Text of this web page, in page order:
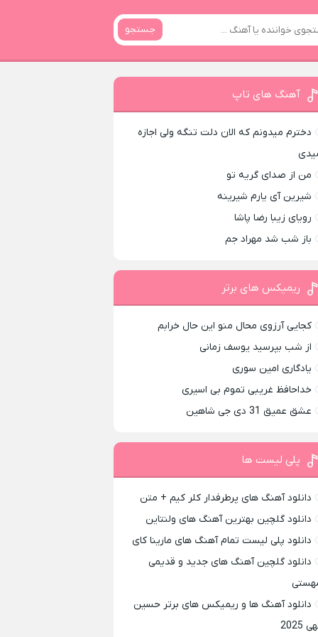
جستجو
آهنگ های تاپ
دخترم میدونم که الان دلت تنگه ولی اجازه
من از صدای گريه تو
شیرین آی یارم شیرینه
رویای زیبا رضا پاشا
باز شب شد مهراد جم
ریمیکس های برتر
کجایی آرزوی محال منو این حال خرابم
از شب بپرسید یوسف زمانی
یادگاری امین سوری
خداحافظ غریبی تموم بی اسیری
عشق عمیق 31 دی جی شاهین
پلی لیست ها
دانلود آهنگ های پرطرفدار کلر کیم + متن
دانلود گلچین بهترین آهنگ های ولنتاین
دانلود پلی لیست تمام آهنگ های مارینا کای
دانلود گلچین آهنگ های جدید و قدیمی
دانلود آهنگ ها و ریمیکس های برتر حسین
2025